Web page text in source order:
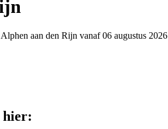
aan den Rijn vanaf 06 augustus 2026
hier: